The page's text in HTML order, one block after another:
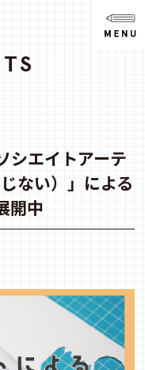
シエイトアーテ
ない）」による
開中